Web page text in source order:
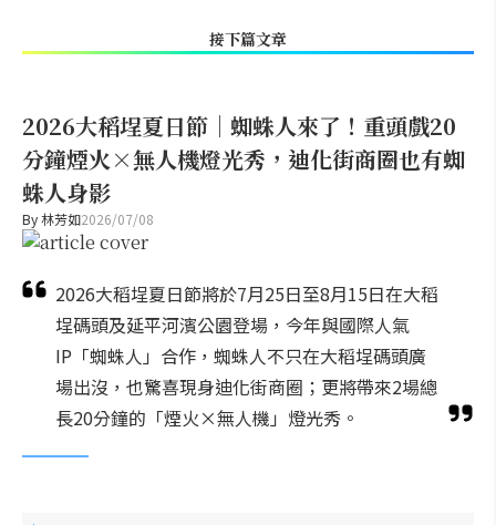
接下篇文章
2026大稻埕夏日節｜蜘蛛人來了！重頭戲20
分鐘煙火×無人機燈光秀，迪化街商圈也有蜘
蛛人身影
By林芳如2026/07/08
2026大稻埕夏日節將於7月25日至8月15日在大稻
埕碼頭及延平河濱公園登場，今年與國際人氣
IP「蜘蛛人」合作，蜘蛛人不只在大稻埕碼頭廣
場出沒，也驚喜現身迪化街商圈；更將帶來2場總
長20分鐘的「煙火×無人機」燈光秀。